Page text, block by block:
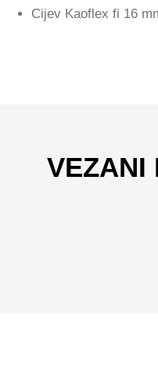
Cijev Kaoflex fi 16
VEZANI